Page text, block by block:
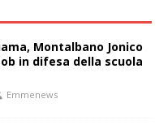
Montalbano Jonico
in difesa della scuola
Emmenews